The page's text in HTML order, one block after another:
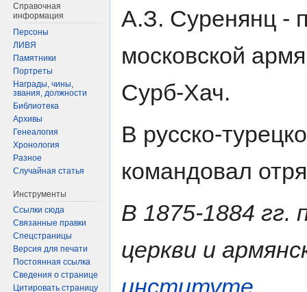
А.З. Суренянц -
московской
Сурб-Хач.
В русско-
командовал
В 1875-1884 гг.
церкви и
институте.
Справочная
информация
Персоны
ЛИВЯ
Памятники
Портреты
Награды, чины,
звания, должности
Библиотека
Архивы
Генеалогия
Хронология
Разное
Случайная статья
Инструменты
Ссылки сюда
Связанные правки
Спецстраницы
Версия для печати
Постоянная ссылка
Сведения о странице
Цитировать страницу